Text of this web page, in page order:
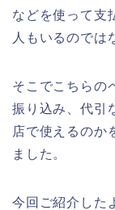
などを使って支
人もいるのでは
そこでこちらの
振り込み、代引
店で使えるのか
ました。
今回ご紹介した